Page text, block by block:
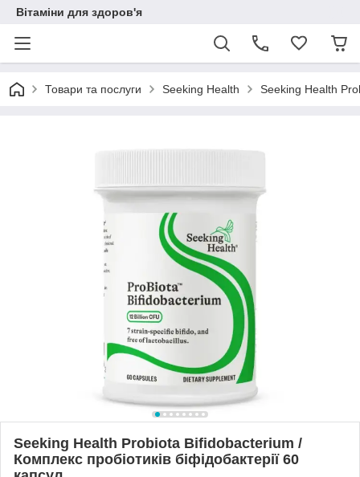
Вітаміни для здоров'я
Товари та послуги Seeking Health Seeking Health
Seeking Health Probiota Bifidobacterium /
Комплекс пробіотиків біфідобактерії 60